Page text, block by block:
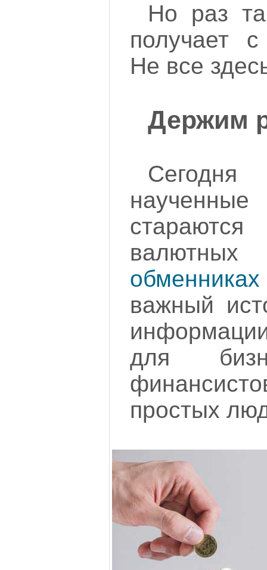
Но раз
получает
Не все
Держим
наученные
важный
для
простых